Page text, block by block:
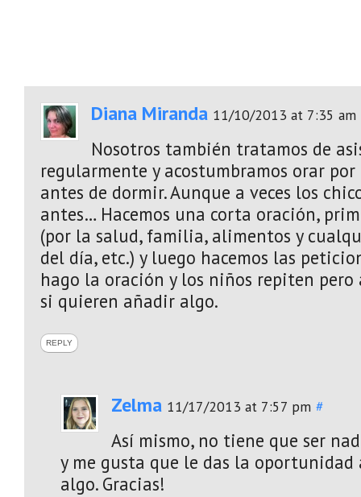
Diana Miranda 11/10/2013 at 7:35 am
Nosotros también tratamos de
regularmente y acostumbramos orar
antes de dormir. Aunque a veces los
antes… Hacemos una corta oración,
(por la salud, familia, alimentos y
del día, etc.) y luego hacemos las
hago la oración y los niños repiten
si quieren añadir algo.
REPLY
Zelma 11/17/2013 at 7:57 pm #
Así mismo, no tiene que ser
y me gusta que le das la
algo. Gracias!